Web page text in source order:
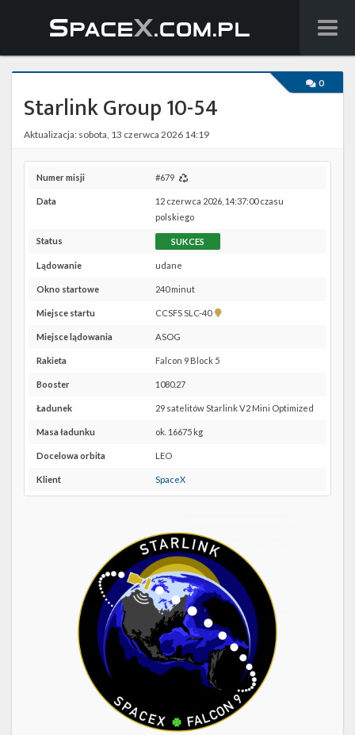
Wiadomości
Baza wiedzy
Starlink
Starship
Szukaj
Facebook
Twitter
Kalendarze
0
Starlink Group 10-54
Aktualizacja: sobota, 13 czerwca 2026 14:19
Numer misji #679
Data
12 czerwca 2026, 14:37:00 czasu
polskiego
Status SUKCES
Lądowanie udane
Okno startowe 240 minut
Miejsce startu CCSFS SLC-40
Pokaż
Maps
Miejsce lądowania ASOG
Rakieta Falcon 9 Block 5
Booster 1080.27
Ładunek 29 satelitów Starlink V2 Mini Optimized
Masa ładunku ok. 16675 kg
Docelowa orbita LEO
Klient SpaceX